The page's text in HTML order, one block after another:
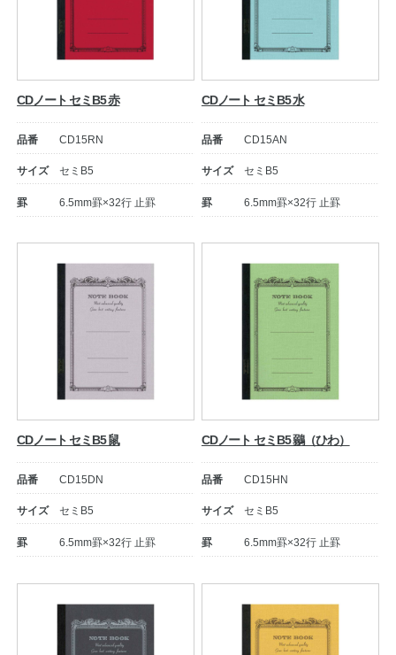
CDノート セミB5 赤
品番 CD15RN
サイズ セミB5
罫 6.5mm罫×32行 止罫
CDノート セミB5 水
品番 CD15AN
サイズ セミB5
罫 6.5mm罫×32行 止罫
CDノート セミB5 鼠
品番 CD15DN
サイズ セミB5
罫 6.5mm罫×32行 止罫
CDノート セミB5 鶸（ひわ）
品番 CD15HN
サイズ セミB5
罫 6.5mm罫×32行 止罫